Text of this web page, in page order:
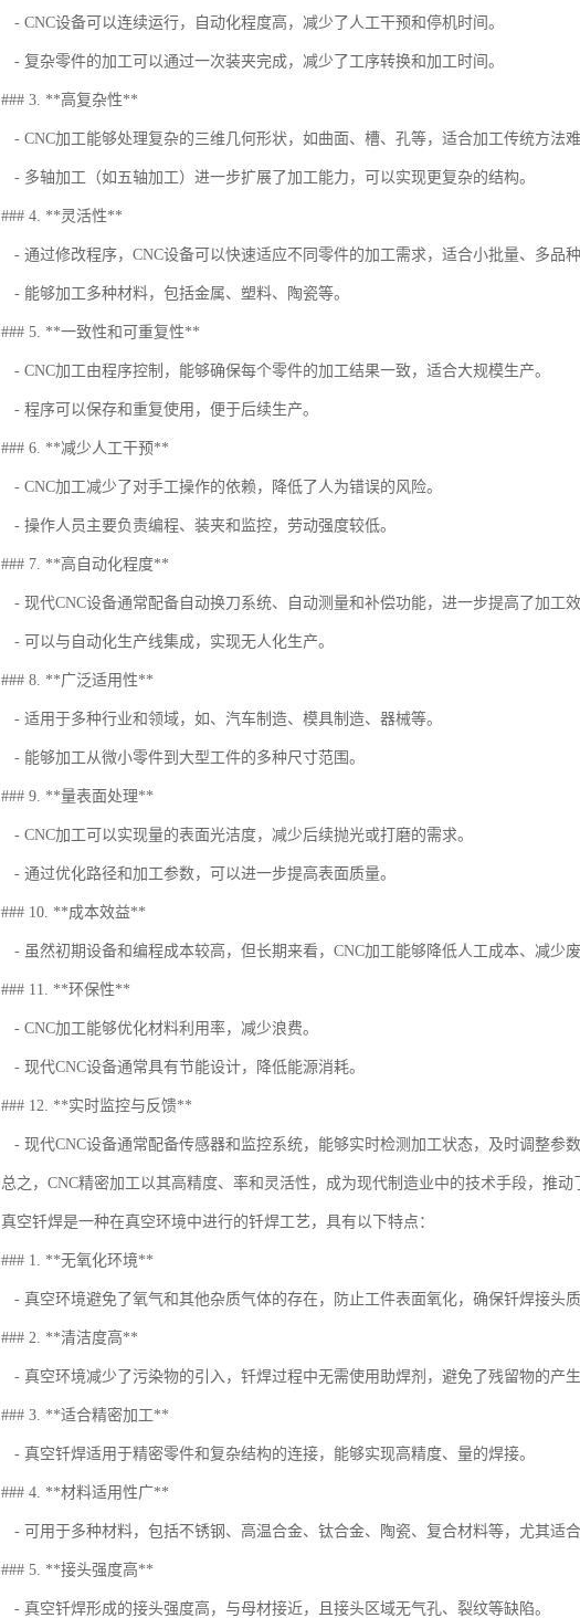
- CNC设备可以连续运行，自动化程度高，减少了人工干预和停机时间。
- 复杂零件的加工可以通过一次装夹完成，减少了工序转换和加工时间。
### 3. **高复杂性**
- CNC加工能够处理复杂的三维几何形状，如曲面、槽、孔等，适合加工传统方法难
- 多轴加工（如五轴加工）进一步扩展了加工能力，可以实现更复杂的结构。
### 4. **灵活性**
- 通过修改程序，CNC设备可以快速适应不同零件的加工需求，适合小批量、多品种
- 能够加工多种材料，包括金属、塑料、陶瓷等。
### 5. **一致性和可重复性**
- CNC加工由程序控制，能够确保每个零件的加工结果一致，适合大规模生产。
- 程序可以保存和重复使用，便于后续生产。
### 6. **减少人工干预**
- CNC加工减少了对手工操作的依赖，降低了人为错误的风险。
- 操作人员主要负责编程、装夹和监控，劳动强度较低。
### 7. **高自动化程度**
- 现代CNC设备通常配备自动换刀系统、自动测量和补偿功能，进一步提高了加工效
- 可以与自动化生产线集成，实现无人化生产。
### 8. **广泛适用性**
- 适用于多种行业和领域，如、汽车制造、模具制造、器械等。
- 能够加工从微小零件到大型工件的多种尺寸范围。
### 9. **量表面处理**
- CNC加工可以实现量的表面光洁度，减少后续抛光或打磨的需求。
- 通过优化路径和加工参数，可以进一步提高表面质量。
### 10. **成本效益**
- 虽然初期设备和编程成本较高，但长期来看，CNC加工能够降低人工成本、减少
### 11. **环保性**
- CNC加工能够优化材料利用率，减少浪费。
- 现代CNC设备通常具有节能设计，降低能源消耗。
### 12. **实时监控与反馈**
- 现代CNC设备通常配备传感器和监控系统，能够实时检测加工状态，及时调整参数
总之，CNC精密加工以其高精度、率和灵活性，成为现代制造业中的技术手段，推动
真空钎焊是一种在真空环境中进行的钎焊工艺，具有以下特点：
### 1. **无氧化环境**
- 真空环境避免了氧气和其他杂质气体的存在，防止工件表面氧化，确保钎焊接头质
### 2. **清洁度高**
- 真空环境减少了污染物的引入，钎焊过程中无需使用助焊剂，避免了残留物的产
### 3. **适合精密加工**
- 真空钎焊适用于精密零件和复杂结构的连接，能够实现高精度、量的焊接。
### 4. **材料适用性广**
- 可用于多种材料，包括不锈钢、高温合金、钛合金、陶瓷、复合材料等，尤其适
### 5. **接头强度高**
- 真空钎焊形成的接头强度高，与母材接近，且接头区域无气孔、裂纹等缺陷。